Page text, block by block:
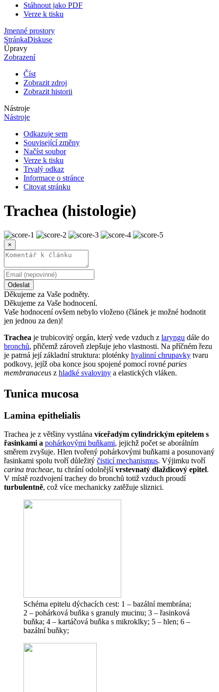
Stáhnout jako PDF
Verze k tisku
Jmenné prostory
StránkaDiskuse
Úpravy
Zobrazení
Číst
Zobrazit zdroj
Zobrazit historii
Nástroje
Nástroje
Odkazuje sem
Související změny
Načíst soubor
Verze k tisku
Trvalý odkaz
Informace o stránce
Citovat stránku
Trachea (histologie)
×
Odeslat
Děkujeme za Vaše podněty.
Děkujeme za Vaše hodnocení.
Vaše hodnocení ovšem nebylo vloženo (článek je možné hodnotit
jen jednou za den)!
Trachea je trubicovitý orgán, který vede vzduch z laryngu dále do
bronchů, přičemž zároveň zlepšuje jeho vlastnosti. Na příčném řezu
je patrná její základní struktura: ploténky hyalinní chrupavky tvaru
podkovy, jejíž oba konce jsou spojené pomocí rovné paries
membranaceus z hladké svaloviny a elastických vláken.
Tunica mucosa
Lamina epithelialis
Trachea je z většiny vystlána víceřadým cylindrickým epitelem s
řasinkami a pohárkovými buňkami, jejichž počet se aborálním
směrem zvyšuje. Hlen tvořený pohárkovými buňkami a posunovaný
řasinkami spolu tvoří důležitý čisticí mechanismus. Výjimku tvoří
carina tracheae, tu chrání odolnějšívrstevnatý dlaždicový epitel.
V místě rozdvojení trachey do bronchů totiž vzduch proudí
turbulentně, což více mechanicky zatěžuje sliznici.
Schéma epitelu dýchacích cest: 1 – bazální membrána;
2 – pohárková buňka s granuly mucinu; 3 – řasinková
buňka; 4 – kartáčová buňka s mikroklky; 5 – hlen; 6 –
bazální buňky;